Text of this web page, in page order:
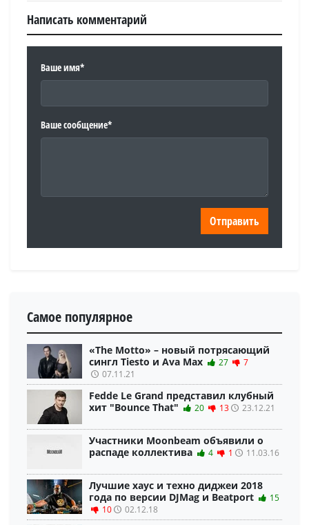
Написать комментарий
Ваше имя*
Ваше сообщение*
Самое популярное
«The Motto» – новый потрясающий
сингл Tiesto и Ava Max
27
7
07.11.21
Fedde Le Grand представил клубный
хит "Bounce That"
20 13 23.12.21
Участники Moonbeam объявили о
распаде коллектива
4 1 11.03.16
Лучшие хаус и техно диджеи 2018
года по версии DJMag и Beatport
15
10
02.12.18